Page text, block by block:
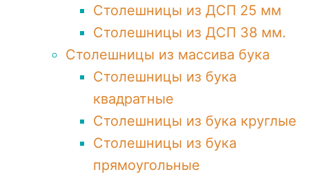
Столешницы из ДСП 25 мм
Столешницы из ДСП 38 мм.
Столешницы из массива бука
Столешницы из бука
квадратные
Столешницы из бука круглые
Столешницы из бука
прямоугольные